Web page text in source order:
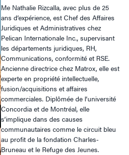
Me Nathalie Rizcalla, avec plus de 25
ans d’expérience, est Chef des Affaires
Juridiques et Administratives chez
Pelican Internationale Inc., supervisant
les départements juridiques, RH,
Communications, conformité et RSE.
Ancienne directrice chez Matrox, elle est
experte en propriété intellectuelle,
fusion/acquisitions et affaires
commerciales. Diplômée de l’université
Concordia et de Montréal, elle
s’implique dans des causes
communautaires comme le circuit bleu
au profit de la fondation Charles-
Bruneau et le Refuge des Jeunes.